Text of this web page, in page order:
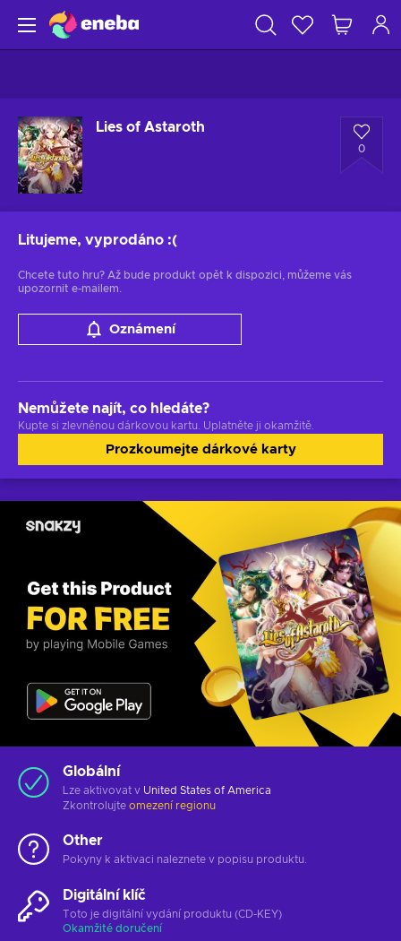
Lies of Astaroth
0
Litujeme, vyprodáno :(
Chcete tuto hru? Až bude produkt opět k dispozici, můžeme vás
upozornit e-mailem.
Oznámení
Nemůžete najít, co hledáte?
Kupte si zlevněnou dárkovou kartu. Uplatněte ji okamžitě.
Prozkoumejte dárkové karty
Globální
Lze aktivovat v United States of America
Zkontrolujte omezení regionu
Other
Pokyny k aktivaci naleznete v popisu produktu.
Digitální klíč
Toto je digitální vydání produktu (CD-KEY)
Okamžité doručení